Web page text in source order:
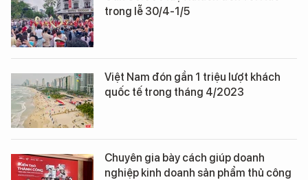
trong lễ 30/4-1/5
Việt Nam đón gần 1 triệu lượt khách
quốc tế trong tháng 4/2023
Chuyên gia bày cách giúp doanh
nghiệp kinh doanh sản phẩm thủ công